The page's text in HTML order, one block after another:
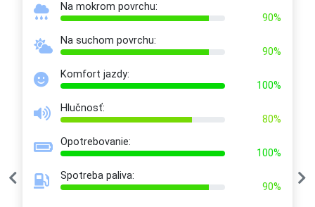
Na mokrom povrchu:
90%
Na suchom povrchu:
90%
Komfort jazdy:
100%
Hlučnosť:
80%
Opotrebovanie:
100%
Spotreba paliva:
90%